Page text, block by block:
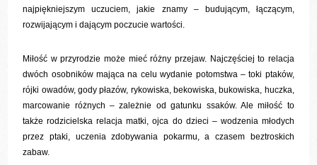
najpiękniejszym uczuciem, jakie znamy – budującym, łączącym,
rozwijającym i dającym poczucie wartości.
Miłość w przyrodzie może mieć różny przejaw. Najczęściej to relacja
dwóch osobników mająca na celu wydanie potomstwa – toki ptaków,
rójki owadów, gody płazów, rykowiska, bekowiska, bukowiska, huczka,
marcowanie różnych – zależnie od gatunku ssaków. Ale miłość to
także rodzicielska relacja matki, ojca do dzieci – wodzenia młodych
przez ptaki, uczenia zdobywania pokarmu, a czasem beztroskich
zabaw.